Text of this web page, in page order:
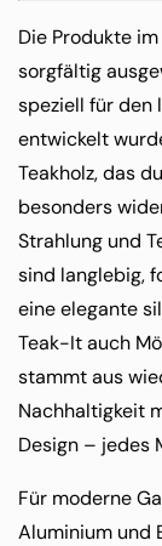
Die Produkte
sorgfältig
speziell für den
entwickelt
Teakholz, das
besonders
Strahlung und
sind langlebig,
eine elegante
Teak-It auch
stammt aus
Nachhaltigkeit
Design – jedes
Für moderne
Aluminium und